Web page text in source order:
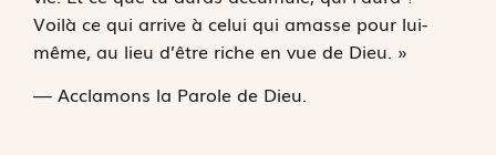
Voilà ce qui arrive à celui qui amasse pour lui-
même, au lieu d’être riche en vue de Dieu. »
— Acclamons la Parole de Dieu.